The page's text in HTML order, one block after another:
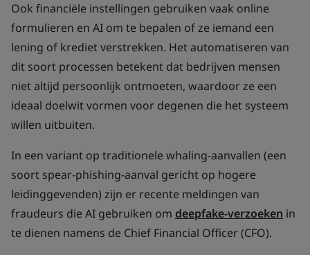
Ook financiële instellingen gebruiken vaak online
formulieren en AI om te bepalen of ze iemand een
lening of krediet verstrekken. Het automatiseren van
dit soort processen betekent dat bedrijven mensen
niet altijd persoonlijk ontmoeten, waardoor ze een
ideaal doelwit vormen voor degenen die het systeem
willen uitbuiten.
In een variant op traditionele whaling-aanvallen (een
soort spear-phishing-aanval gericht op hogere
leidinggevenden) zijn er recente meldingen van
fraudeurs die AI gebruiken om deepfake-verzoeken in
te dienen namens de Chief Financial Officer (CFO).